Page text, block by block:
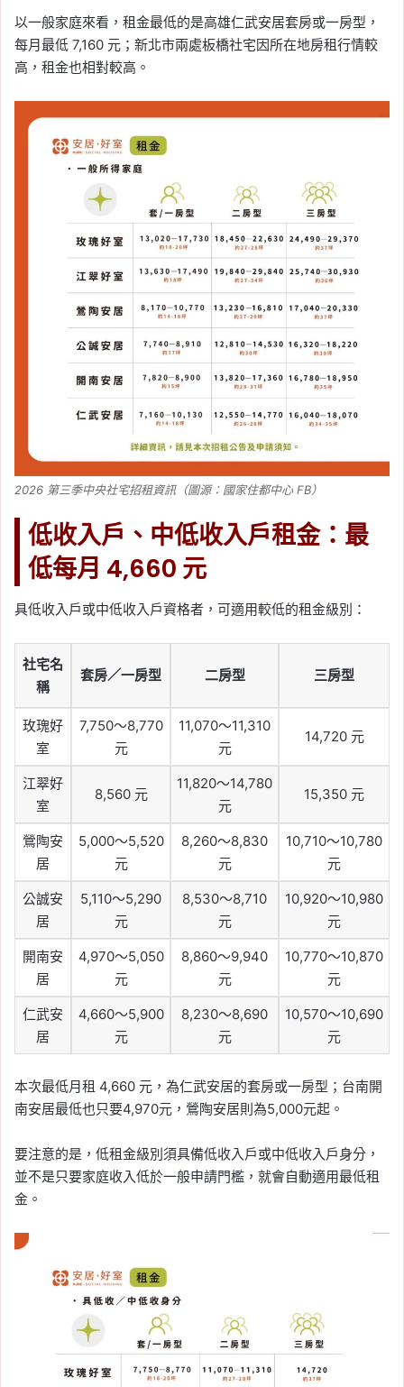
以一般家庭來看，租金最低的是高雄仁武安居套房或一房型，
每月最低 7,160 元；新北市兩處板橋社宅因所在地房租行情較
高，租金也相對較高。
2026 第三季中央社宅招租資訊（圖源：國家住都中心 FB）
低收入戶、中低收入戶租金：最
低每月 4,660 元
具低收入戶或中低收入戶資格者，可適用較低的租金級別：
社宅名
稱
套房／一房型 二房型 三房型
玫瑰好
室
7,750～8,770
元
11,070～11,310
元
14,720 元
江翠好
室
8,560 元
11,820～14,780
元
15,350 元
鶯陶安
居
5,000～5,520
元
8,260～8,830
元
10,710～10,780
元
公誠安
居
5,110～5,290
元
8,530～8,710
元
10,920～10,980
元
開南安
居
4,970～5,050
元
8,860～9,940
元
10,770～10,870
元
仁武安
居
4,660～5,900
元
8,230～8,690
元
10,570～10,690
元
本次最低月租 4,660 元，為仁武安居的套房或一房型；台南開
南安居最低也只要4,970元，鶯陶安居則為5,000元起。
要注意的是，低租金級別須具備低收入戶或中低收入戶身分，
並不是只要家庭收入低於一般申請門檻，就會自動適用最低租
金。